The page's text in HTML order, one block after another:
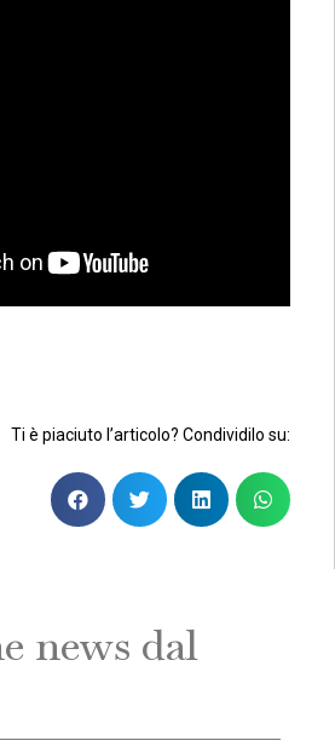
Ti è piaciuto l’articolo? Condividilo su:
news dal